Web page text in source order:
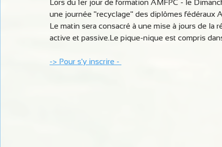
Lors du 1er jour de formation AMFPC - le
une journée "recyclage" des diplômes fédéraux
Le matin sera consacré à une mise à jours de
active et passive.Le pique-nique est compris
-> Pour s'y inscrire -